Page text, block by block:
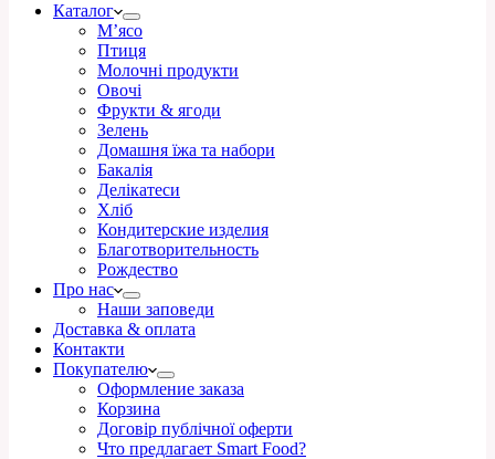
Каталог
М’ясо
Птиця
Молочні продукти
Овочі
Фрукти & ягоди
Зелень
Домашня їжа та набори
Бакалія
Делікатеси
Хліб
Кондитерские изделия
Благотворительность
Рождество
Про нас
Наши заповеди
Доставка & оплата
Контакти
Покупателю
Оформление заказа
Корзина
Договір публічної оферти
Что предлагает Smart Food?